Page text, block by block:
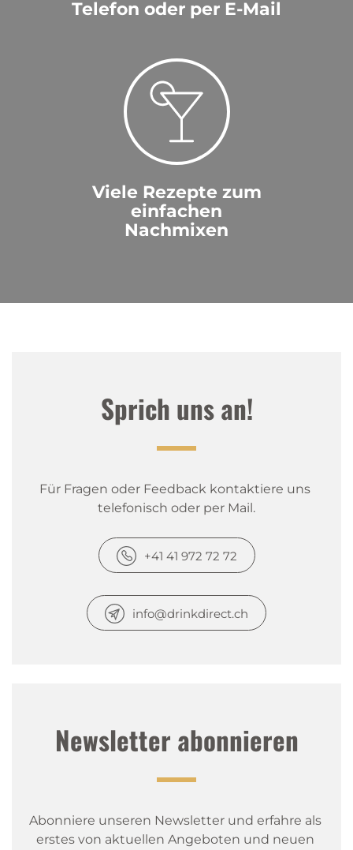
Telefon oder per E-Mail
Viele Rezepte zum
einfachen
Nachmixen
Sprich uns an!
Für Fragen oder Feedback kontaktiere uns
telefonisch oder per Mail.
+41 41 972 72 72
info@drinkdirect.ch
Newsletter abonnieren
Abonniere unseren Newsletter und erfahre als
erstes von aktuellen Angeboten und neuen